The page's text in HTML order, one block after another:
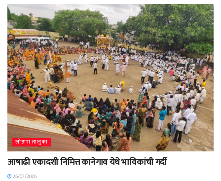
लोहारा तालुका
आषाढी एकादशी निमित्त कानेगाव येथे भाविकांची गर्दी
26/07/2026